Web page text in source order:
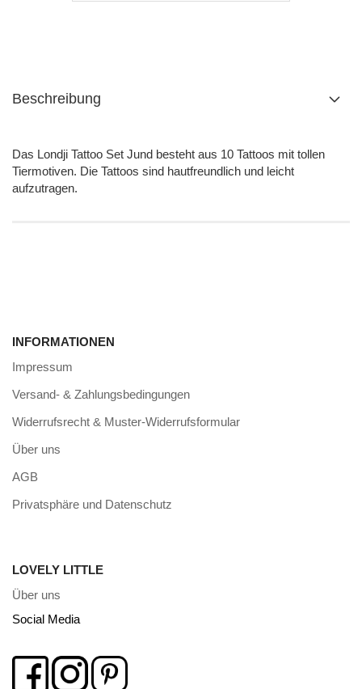
Beschreibung
Das Londji Tattoo Set Jund besteht aus 10 Tattoos mit tollen
Tiermotiven. Die Tattoos sind hautfreundlich und leicht
aufzutragen.
INFORMATIONEN
Impressum
Versand- & Zahlungsbedingungen
Widerrufsrecht & Muster-Widerrufsformular
Über uns
AGB
Privatsphäre und Datenschutz
LOVELY LITTLE
Über uns
Social Media